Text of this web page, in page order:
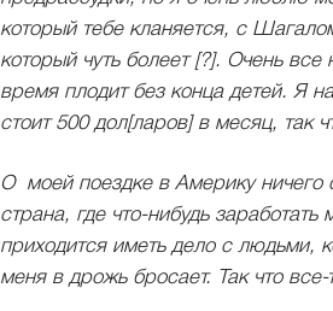
который тебе кланяется, с
который чуть болеет [?]. Очень
время плодит без конца детей. Я
стоит 500 дол[ларов] в месяц, так
О моей поездке в Америку ничего
страна, где что-нибудь
приходится иметь дело с людьми,
меня в дрожь бросает. Так что